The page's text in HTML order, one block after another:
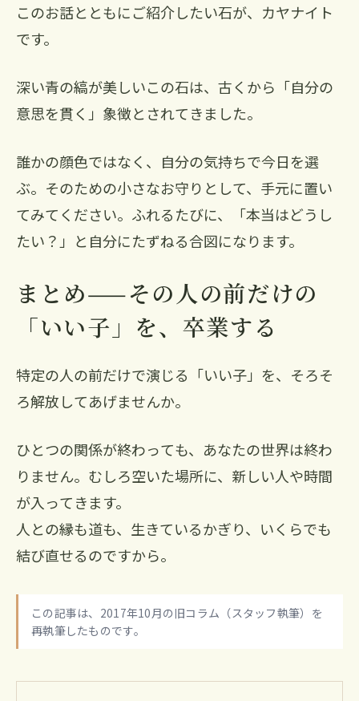
このお話とともにご紹介したい石が、カヤナイト
です。
深い青の縞が美しいこの石は、古くから「自分の
意思を貫く」象徴とされてきました。
誰かの顔色ではなく、自分の気持ちで今日を選
ぶ。そのための小さなお守りとして、手元に置い
てみてください。ふれるたびに、「本当はどうし
たい？」と自分にたずねる合図になります。
まとめ——その人の前だけの
「いい子」を、卒業する
特定の人の前だけで演じる「いい子」を、そろそ
ろ解放してあげませんか。
ひとつの関係が終わっても、あなたの世界は終わ
りません。むしろ空いた場所に、新しい人や時間
が入ってきます。
人との縁も道も、生きているかぎり、いくらでも
結び直せるのですから。
この記事は、2017年10月の旧コラム（スタッフ執筆）を
再執筆したものです。